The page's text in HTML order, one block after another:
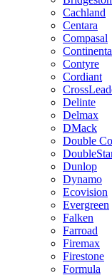
Cachland
Centara
Compasal
Contyre
Cordiant
Delinte
Delmax
DMack
Double
Dunlop
Dynamo
Ecovision
Evergreen
Falken
Farroad
Firemax
Firestone
Formula